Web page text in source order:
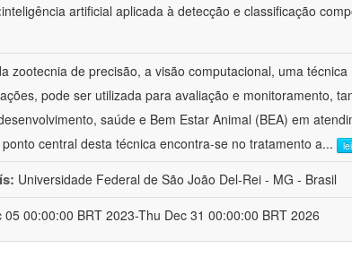
inteligência artificial aplicada à detecção e classificação
zootecnia de precisão, a visão computacional, uma
pode ser utilizada para avaliação e monitoramento,
saúde e Bem Estar Animal (BEA) em
central desta técnica encontra-se no tratamento a...
Universidade Federal de São João Del-Rei - MG - Brasil
05 00:00:00 BRT 2023-Thu Dec 31 00:00:00 BRT 2026